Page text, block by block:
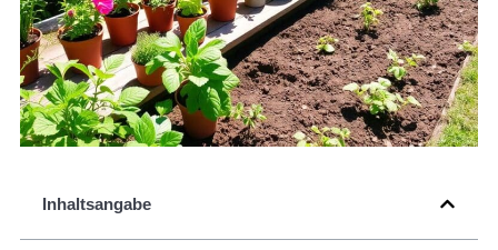
Inhaltsangabe